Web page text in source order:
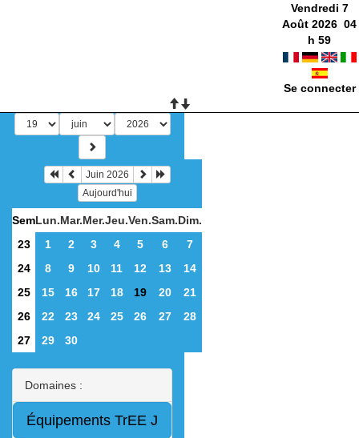
Vendredi 7
Août 2026 04
h59
Se connecter
Juin 2026
Aujourd'hui
SemLun.Mar.Mer.Jeu.Ven.Sam.Dim.
23
1 2 3 4 5 6
7
24
8 9 10 11 12 13
14
25
15 16 17 18 19 20
21
26
22 23 24 25 26 27
28
27
29 30
Domaines :